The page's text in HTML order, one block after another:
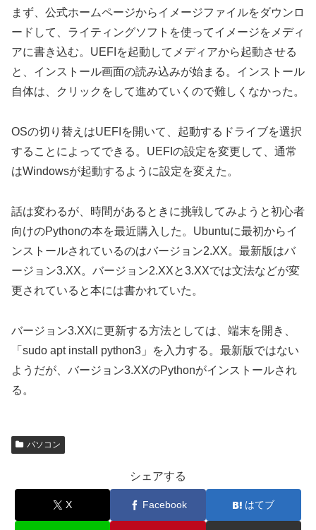
まず、公式ホームページからイメージファイルをダウンロ
ードして、ライティングソフトを使ってイメージをメディ
アに書き込む。UEFIを起動してメディアから起動させる
と、インストール画面の読み込みが始まる。インストール
自体は、クリックをして進めていくので難しくなかった。
OSの切り替えはUEFIを開いて、起動するドライブを選択
することによってできる。UEFIの設定を変更して、通常
はWindowsが起動するように設定を変えた。
話は変わるが、時間があるときに挑戦してみようと初心者
向けのPythonの本を最近購入した。Ubuntuに最初からイ
ンストールされているのはバージョン2.XX。最新版はバ
ージョン3.XX。バージョン2.XXと3.XXでは文法などが変
更されていると本には書かれていた。
バージョン3.XXに更新する方法としては、端末を開き、
「sudo apt install python3」を入力する。最新版ではない
ようだが、バージョン3.XXのPythonがインストールされ
る。
パソコン
シェアする
X Facebook はてブ